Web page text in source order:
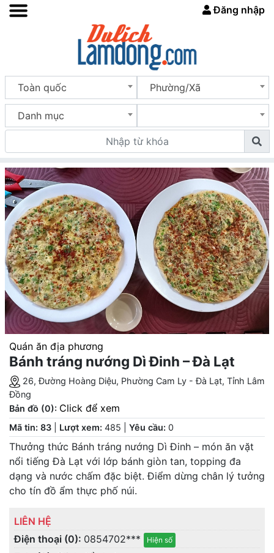
Đăng nhập
Toàn quốc Phường/Xã
Danh mục
Quán ăn địa phương
Bánh tráng nướng Dì Đinh – Đà Lạt
26, Đường Hoàng Diệu, Phường Cam Ly - Đà Lạt, Tỉnh Lâm
Đồng
Bản đồ (0): Click để xem
Mã tin: 83 Lượt xem: 485 Yêu cầu: 0
Thưởng thức Bánh tráng nướng Dì Đinh – món ăn vặt
nổi tiếng Đà Lạt với lớp bánh giòn tan, topping đa
dạng và nước chấm đặc biệt. Điểm dừng chân lý tưởng
cho tín đồ ẩm thực phố núi.
LIÊN HỆ
Điện thoại (0): 0854702*** Hiện số